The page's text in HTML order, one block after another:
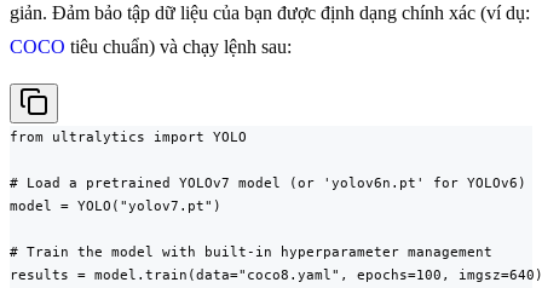
giản. Đảm bảo tập dữ liệu của bạn được định dạng chính xác (ví dụ:
COCO tiêu chuẩn) và chạy lệnh sau:
from ultralytics import YOLO
# Load a pretrained YOLOv7 model (or 'yolov6n.pt' for YOLOv6)
model = YOLO("yolov7.pt")
# Train the model with built-in hyperparameter management
results = model.train(data="coco8.yaml", epochs=100, imgsz=640)